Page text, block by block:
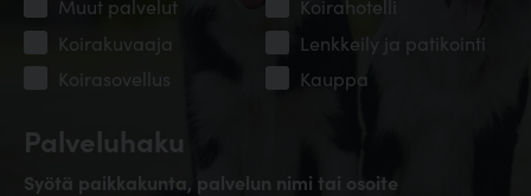
Palveluhaku
Syötä paikkakunta, palvelun nimi tai osoite
Muut palvelut
Koirahotelli
Koirakuvaaja
Lenkkeily ja patikointi
Koirasovellus
Kauppa